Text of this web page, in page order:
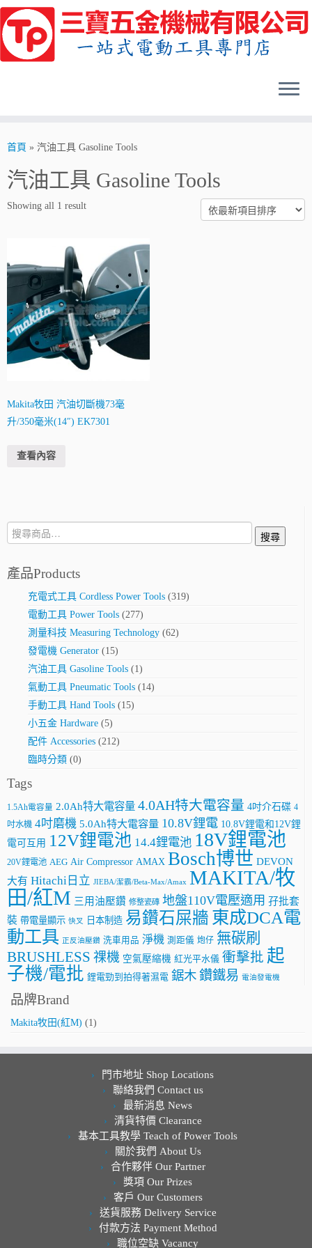
Skip
to
content
首頁 » 汽油工具 Gasoline Tools
汽油工具 Gasoline Tools
Showing all 1 result
Makita牧田 汽油切斷機73毫
升/350毫米(14″) EK7301
查看內容
搜
尋:
搜尋
產品Products
充電式工具 Cordless Power Tools (319)
電動工具 Power Tools (277)
測量科技 Measuring Technology (62)
發電機 Generator (15)
汽油工具 Gasoline Tools (1)
氣動工具 Pneumatic Tools (14)
手動工具 Hand Tools (15)
小五金 Hardware (5)
配件 Accessories (212)
臨時分類 (0)
Tags
1.5Ah電容量 2.0Ah特大電容量 4.0AH特大電容量 4吋介石碟 4
吋水機 4吋磨機 5.0Ah特大電容量 10.8V鋰電 10.8V鋰電和12V鋰
電可互用 12V鋰電池 14.4鋰電池 18V鋰電池
20V鋰電池 AEG Air Compressor AMAX Bosch博世 DEVON
大有 Hitachi日立 JIEBA/潔霸/Beta-Max/Amax MAKITA/牧
田/紅M 三用油壓鑽 修整瓷磚 地盤110V電壓適用 孖批套
裝 帶電量顯示 快叉 日本制造 易鑽石屎牆 東成DCA電
動工具 正反油壓鑽 洗車用品 淨機 測距儀 炮仔 無碳刷
BRUSHLESS 祼機 空氣壓縮機 紅光平水儀 衝擊批 起
子機/電批 鋰電勁到拍得著濕電 鋸木 鑽鐵易 電油發電機
品牌Brand
Makita牧田(紅M) (1)
門市地址 Shop Locations
聯絡我們 Contact us
最新消息 News
清貨特價 Clearance
基本工具教學 Teach of Power Tools
關於我們 About Us
合作夥伴 Our Partner
獎項 Our Prizes
客戶 Our Customers
送貨服務 Delivery Service
付款方法 Payment Method
職位空缺 Vacancy